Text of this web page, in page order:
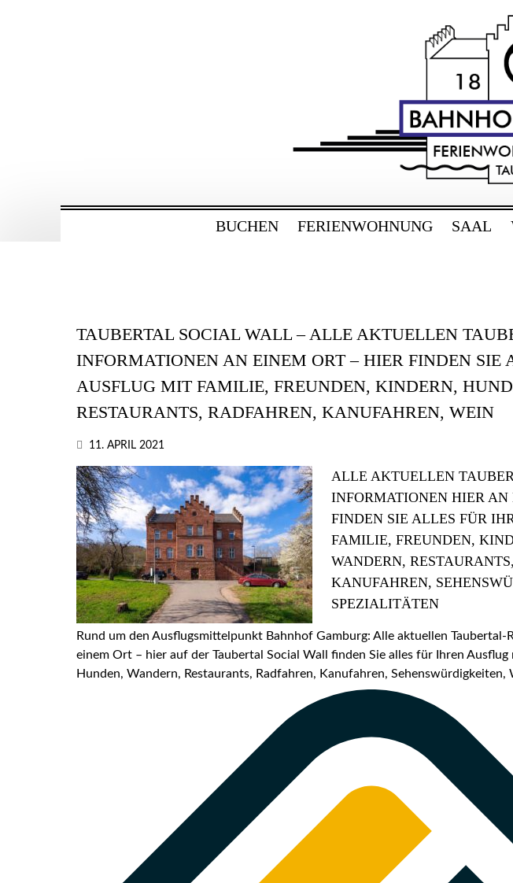
BUCHEN FERIENWOHNUNG SAAL
TAUBERTAL SOCIAL WALL – ALLE AKTUELLEN
INFORMATIONEN AN EINEM ORT – HIER FINDEN SIE
AUSFLUG MIT FAMILIE, FREUNDEN, KINDERN,
RESTAURANTS, RADFAHREN, KANUFAHREN, WEIN
11. APRIL 2021
ALLE AKTUELLEN
INFORMATIONEN HIER AN
FINDEN SIE ALLES FÜR
FAMILIE, FREUNDEN,
WANDERN,
KANUFAHREN,
SPEZIALITÄTEN
Rund um den Ausflugsmittelpunkt Bahnhof Gamburg: Alle aktuellen Taubertal-
einem Ort – hier auf der Taubertal Social Wall finden Sie alles für Ihren
Hunden, Wandern, Restaurants, Radfahren, Kanufahren, Sehenswürdigkeiten,